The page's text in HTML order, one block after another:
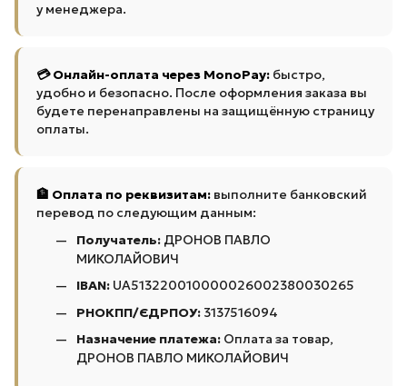
у менеджера.
💳 Онлайн-оплата через MonoPay: быстро,
удобно и безопасно. После оформления заказа вы
будете перенаправлены на защищённую страницу
оплаты.
🏦 Оплата по реквизитам: выполните банковский
перевод по следующим данным:
Получатель: ДРОНОВ ПАВЛО
МИКОЛАЙОВИЧ
IBAN: UA513220010000026002380030265
РНОКПП/ЄДРПОУ: 3137516094
Назначение платежа: Оплата за товар,
ДРОНОВ ПАВЛО МИКОЛАЙОВИЧ